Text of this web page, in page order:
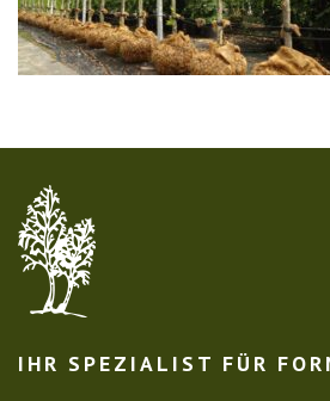
IHR SPEZIALIST FÜR